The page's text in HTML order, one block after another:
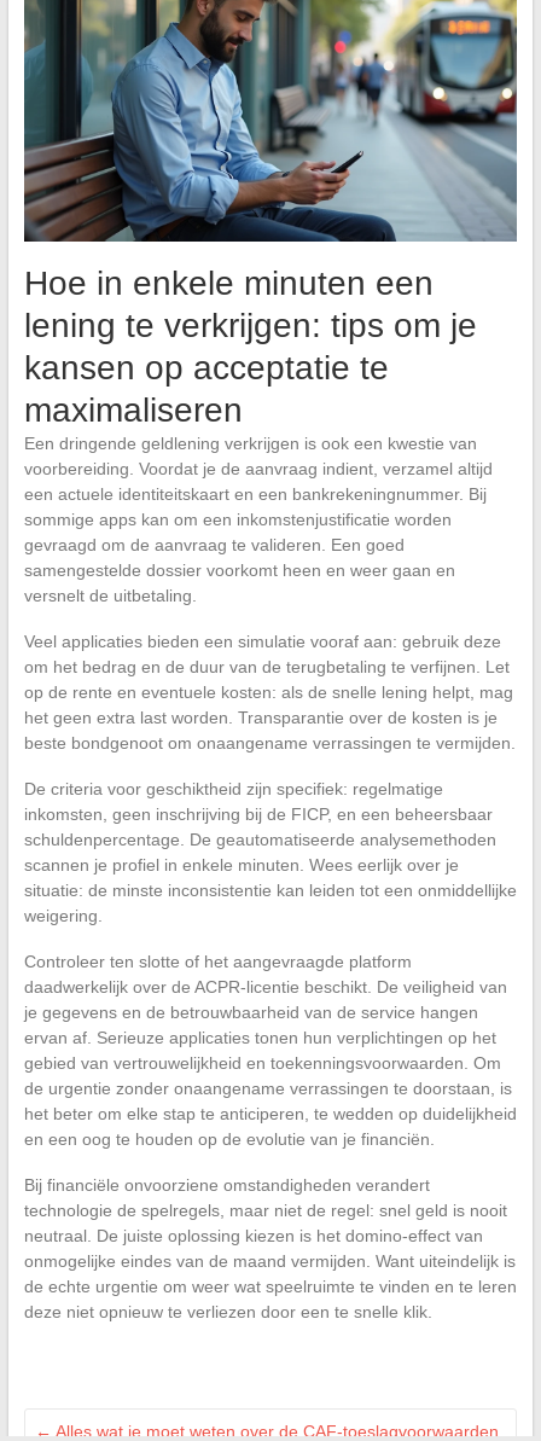
Hoe in enkele minuten een
lening te verkrijgen: tips om je
kansen op acceptatie te
maximaliseren
Een dringende geldlening verkrijgen is ook een kwestie van
voorbereiding. Voordat je de aanvraag indient, verzamel altijd
een actuele identiteitskaart en een bankrekeningnummer. Bij
sommige apps kan om een inkomstenjustificatie worden
gevraagd om de aanvraag te valideren. Een goed
samengestelde dossier voorkomt heen en weer gaan en
versnelt de uitbetaling.
Veel applicaties bieden een simulatie vooraf aan: gebruik deze
om het bedrag en de duur van de terugbetaling te verfijnen. Let
op de rente en eventuele kosten: als de snelle lening helpt, mag
het geen extra last worden. Transparantie over de kosten is je
beste bondgenoot om onaangename verrassingen te vermijden.
De criteria voor geschiktheid zijn specifiek: regelmatige
inkomsten, geen inschrijving bij de FICP, en een beheersbaar
schuldenpercentage. De geautomatiseerde analysemethoden
scannen je profiel in enkele minuten. Wees eerlijk over je
situatie: de minste inconsistentie kan leiden tot een onmiddellijke
weigering.
Controleer ten slotte of het aangevraagde platform
daadwerkelijk over de ACPR-licentie beschikt. De veiligheid van
je gegevens en de betrouwbaarheid van de service hangen
ervan af. Serieuze applicaties tonen hun verplichtingen op het
gebied van vertrouwelijkheid en toekenningsvoorwaarden. Om
de urgentie zonder onaangename verrassingen te doorstaan, is
het beter om elke stap te anticiperen, te wedden op duidelijkheid
en een oog te houden op de evolutie van je financiën.
Bij financiële onvoorziene omstandigheden verandert
technologie de spelregels, maar niet de regel: snel geld is nooit
neutraal. De juiste oplossing kiezen is het domino-effect van
onmogelijke eindes van de maand vermijden. Want uiteindelijk is
de echte urgentie om weer wat speelruimte te vinden en te leren
deze niet opnieuw te verliezen door een te snelle klik.
← Alles wat je moet weten over de CAF-toeslagvoorwaarden